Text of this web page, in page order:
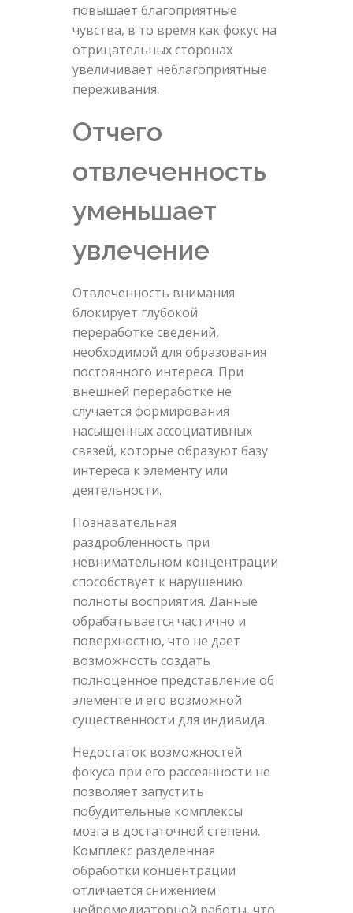
повышает благоприятные
чувства, в то время как фокус на
отрицательных сторонах
увеличивает неблагоприятные
переживания.
Отчего
отвлеченность
уменьшает
увлечение
Отвлеченность внимания
блокирует глубокой
переработке сведений,
необходимой для образования
постоянного интереса. При
внешней переработке не
случается формирования
насыщенных ассоциативных
связей, которые образуют базу
интереса к элементу или
деятельности.
Познавательная
раздробленность при
невнимательном концентрации
способствует к нарушению
полноты восприятия. Данные
обрабатывается частично и
поверхностно, что не дает
возможность создать
полноценное представление об
элементе и его возможной
существенности для индивида.
Недостаток возможностей
фокуса при его рассеянности не
позволяет запустить
побудительные комплексы
мозга в достаточной степени.
Комплекс разделенная
обработки концентрации
отличается снижением